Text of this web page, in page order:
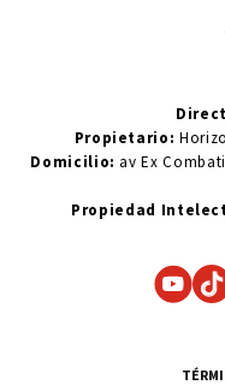
Propietario:
Domicilio: av Ex
Propiedad